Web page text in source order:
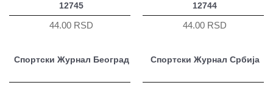
12745
44.00 RSD
12744
44.00 RSD
Спортски Журнал Београд Спортски Журнал Србија